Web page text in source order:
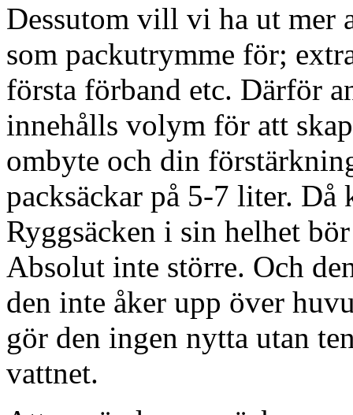
Dessutom vill vi ha ut mer
som packutrymme för;
första förband etc. Därför
innehålls volym för att
ombyte och din
packsäckar på 5-7 liter.
Ryggsäcken i sin helhet
Absolut inte större. Och
den inte åker upp över
gör den ingen nytta utan
vattnet.